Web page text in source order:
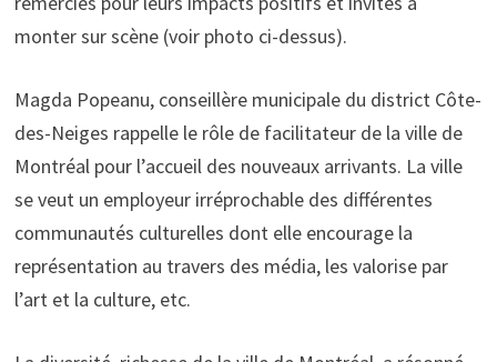
monter sur scène (voir photo ci-dessus).
Magda Popeanu, conseillère municipale du district Côte-
des-Neiges rappelle le rôle de facilitateur de la ville de
Montréal pour l’accueil des nouveaux arrivants. La ville
se veut un employeur irréprochable des différentes
communautés culturelles dont elle encourage la
représentation au travers des média, les valorise par
l’art et la culture, etc.